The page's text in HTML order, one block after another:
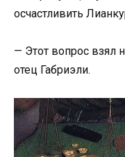
осчастливить
— Этот вопрос взял
отец Габриэли.